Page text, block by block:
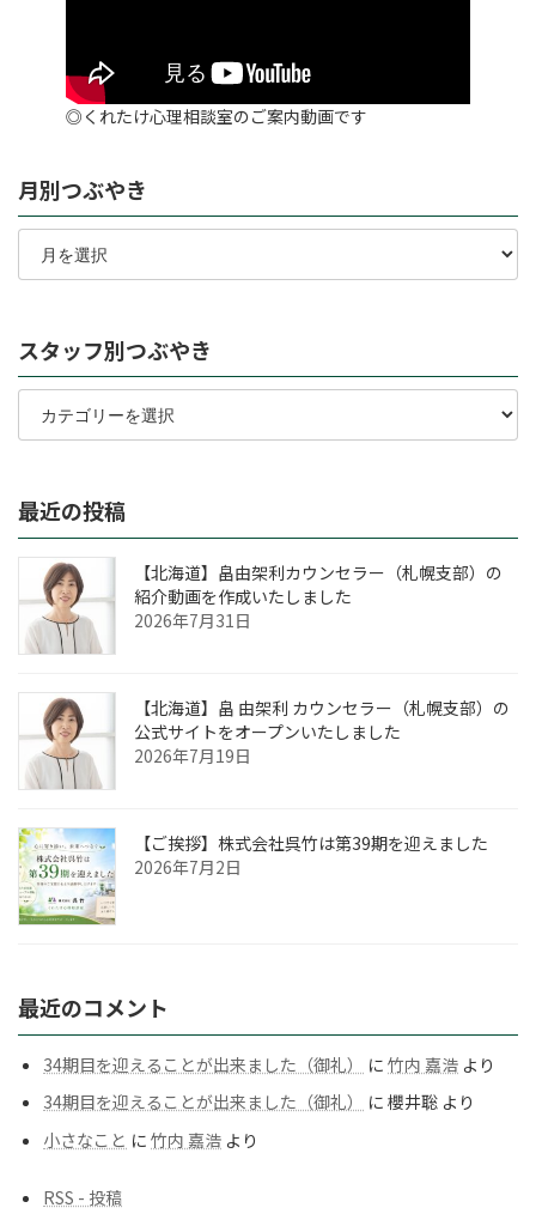
◎くれたけ心理相談室のご案内動画です
月別つぶやき
月
つ
き
スタッフ別つぶやき
ス
ッ
つ
ぶ
や
最近の投稿
【北海道】畠由架利カウンセラー（札幌支部）の
紹介動画を作成いたしました
2026年7月31日
【北海道】畠 由架利 カウンセラー（札幌支部）の
公式サイトをオープンいたしました
2026年7月19日
【ご挨拶】株式会社呉竹は第39期を迎えました
2026年7月2日
最近のコメント
34期目を迎えることが出来ました（御礼） に 竹内 嘉浩 より
34期目を迎えることが出来ました（御礼）
に 櫻井聡 より
小さなこと に 竹内 嘉浩 より
RSS - 投稿